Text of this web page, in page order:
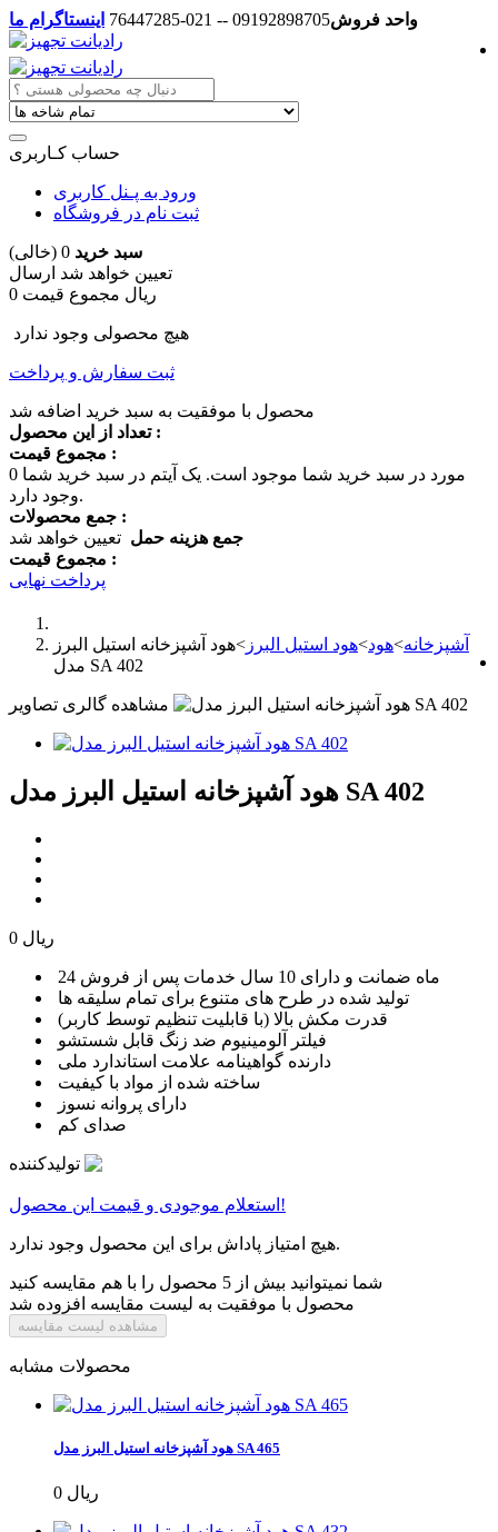
واحد فروش09192898705 -- 021-76447285 اینستاگرام ما
حساب کـاربری
ورود به پـنل کاربری
ثبت نام در فروشگاه
سبد خرید 0 (خالی)
تعیین خواهد شد ارسال
0 ریال مجموع قیمت
هیچ محصولی وجود ندارد
ثبت سفارش و پرداخت
محصول با موفقیت به سبد خرید اضافه شد
تعداد از این محصول :
مجموع قیمت :
0
مورد در سبد خرید شما موجود است. یک آیتم در سبد خرید شما
وجود دارد.
جمع محصولات :
جمع هزینه حمل تعیین خواهد شد
مجموع قیمت :
پرداخت نهایی
آشپزخانه>هود>هود استیل البرز >هود آشپزخانه استیل البرز
مدل SA 402
مشاهده گالری تصاویر
هود آشپزخانه استیل البرز مدل SA 402
0 ریال
24 ماه ضمانت و دارای 10 سال خدمات پس از فروش
تولید شده در طرح های متنوع برای تمام سلیقه ها
قدرت مکش بالا (با قابلیت تنظیم توسط کاربر)
فیلتر آلومینیوم ضد زنگ قابل شستشو
دارنده گواهینامه علامت استاندارد ملی
ساخته شده از مواد با کیفیت
دارای پروانه نسوز
صدای کم
تولیدکننده
استعلام موجودی و قیمت این محصول!
هیچ امتیاز پاداش برای این محصول وجود ندارد.
شما نمیتوانید بیش از 5 محصول را با هم مقایسه کنید
محصول با موفقیت به لیست مقایسه افزوده شد
مشاهده لیست مقایسه
محصولات مشابه
هود آشپزخانه استیل البرز مدل SA 465
0 ریال